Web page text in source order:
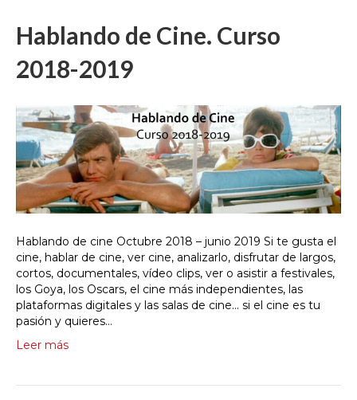
Hablando de Cine. Curso
2018-2019
Hablando de cine Octubre 2018 – junio 2019 Si te gusta el
cine, hablar de cine, ver cine, analizarlo, disfrutar de largos,
cortos, documentales, vídeo clips, ver o asistir a festivales,
los Goya, los Oscars, el cine más independientes, las
plataformas digitales y las salas de cine… si el cine es tu
pasión y quieres…
Leer más